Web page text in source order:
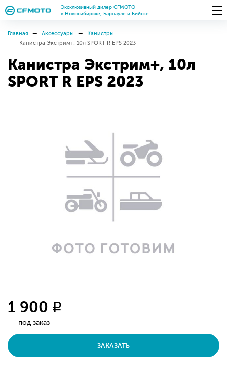
Эксклюзивный дилер CFMOTO
в Новосибирске, Барнауле и Бийске
Главная Аксессуары
Канистры
Канистра Экстрим+, 10л SPORT R EPS 2023
Канистра Экстрим+, 10л
SPORT R EPS 2023
1 900 q
под заказ
ЗАКАЗАТЬ